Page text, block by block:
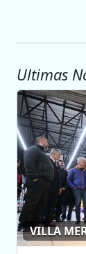
Ultimas
VILLA